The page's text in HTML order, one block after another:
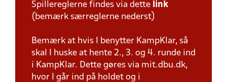
Spillereglerne findes via dette link
(bemærk særreglerne nederst)
Bemærk at hvis I benytter KampKlar, så
skal I huske at hente 2., 3. og 4. runde ind
i KampKlar. Dette gøres via mit.dbu.dk,
hvor I går ind på holdet og i